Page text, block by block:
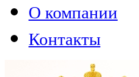
О компании
Контакты